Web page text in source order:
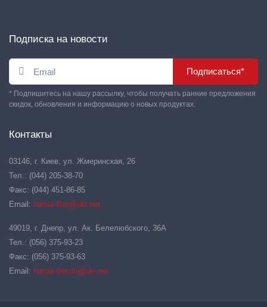
Подписка на новости
Подписаться*
* Подпишитесь на нашу рассылку, чтобы получать ранние предложения
скидок, обновления и информацию о новых продуктах.
Контакты
03146, г. Киев, ул. Жмеринская, 26
Тел.: (044) 205-38-70
Факс: (044) 451-86-85
Email: hansa-flex@ukr.net
49019, г. Днепр, ул. Ак. Белелюбского, 36А
Тел.: (056) 375-93-23
Факс: (056) 375-93-63
Email: hansa-flexdn@ukr.net